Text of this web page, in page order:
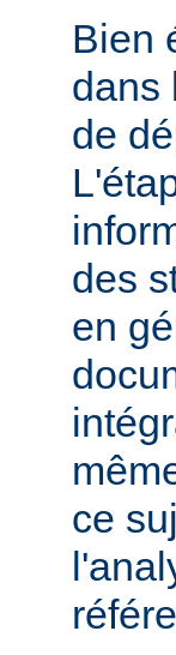
Bien
dans
de
des
en
ce